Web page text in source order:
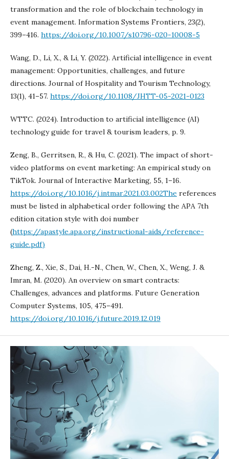
transformation and the role of blockchain technology in
event management. Information Systems Frontiers, 23(2),
399–416. https://doi.org/10.1007/s10796-020-10008-5
Wang, D., Li, X., & Li, Y. (2022). Artificial intelligence in event
management: Opportunities, challenges, and future
directions. Journal of Hospitality and Tourism Technology,
13(1), 41–57. https://doi.org/10.1108/JHTT-05-2021-0123
WTTC. (2024). Introduction to artificial intelligence (AI)
technology guide for travel & tourism leaders, p. 9.
Zeng, B., Gerritsen, R., & Hu, C. (2021). The impact of short-
video platforms on event marketing: An empirical study on
TikTok. Journal of Interactive Marketing, 55, 1–16.
https://doi.org/10.1016/j.intmar.2021.03.002The references
must be listed in alphabetical order following the APA 7th
edition citation style with doi number
(https://apastyle.apa.org/instructional-aids/reference-
guide.pdf)
Zheng, Z., Xie, S., Dai, H.-N., Chen, W., Chen, X., Weng, J. &
Imran, M. (2020). An overview on smart contracts:
Challenges, advances and platforms. Future Generation
Computer Systems, 105, 475–491.
https://doi.org/10.1016/j.future.2019.12.019